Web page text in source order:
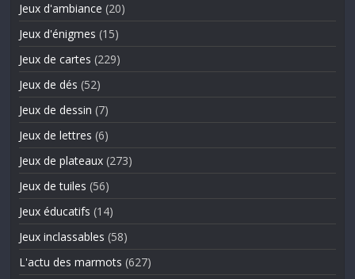
Jeux d'ambiance (20)
Jeux d'énigmes (15)
Jeux de cartes (229)
Jeux de dés (52)
Jeux de dessin (7)
Jeux de lettres (6)
Jeux de plateaux (273)
Jeux de tuiles (56)
Jeux éducatifs (14)
Jeux inclassables (58)
L'actu des marmots (627)